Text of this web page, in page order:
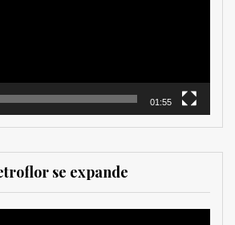
01:55
se expande